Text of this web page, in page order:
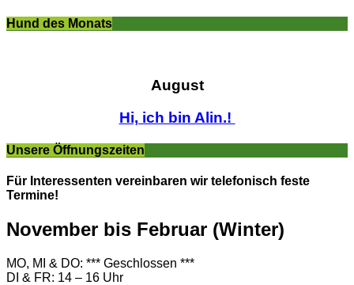
Hund des Monats
August
Hi, ich bin Alin.!
Unsere Öffnungszeiten
Für Interessenten vereinbaren wir telefonisch feste
Termine!
November bis Februar (Winter)
MO, MI & DO: *** Geschlossen ***
DI & FR: 14 – 16 Uhr